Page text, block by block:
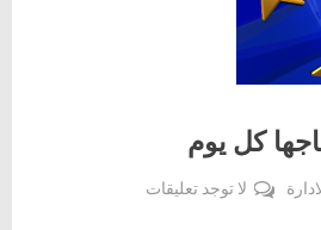
كل يوم
لا توجد تعليقاتعلى